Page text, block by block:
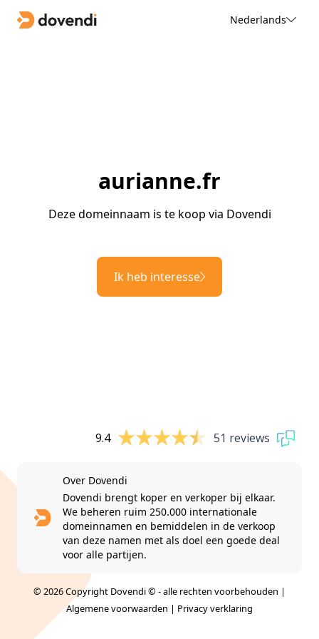
Nederlands
aurianne.fr
Deze domeinnaam is te koop via Dovendi
Ik heb interesse
9.4 51 reviews
Over Dovendi
Dovendi brengt koper en verkoper bij elkaar.
We beheren ruim 250.000 internationale
domeinnamen en bemiddelen in de verkoop
van deze namen met als doel een goede deal
voor alle partijen.
© 2026 Copyright Dovendi © - alle rechten voorbehouden |
Algemene voorwaarden | Privacy verklaring